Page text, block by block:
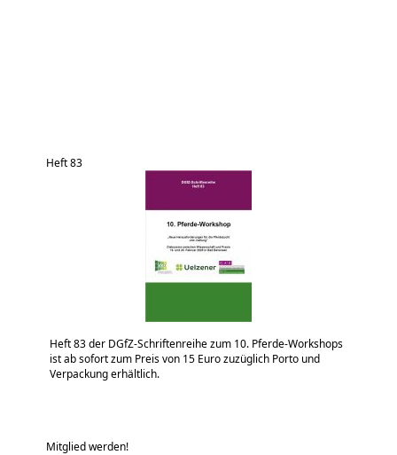
Heft 83
Heft 83 der DGfZ-Schriftenreihe zum 10. Pferde-Workshops
ist ab sofort zum Preis von 15 Euro zuzüglich Porto und
Verpackung erhältlich.
Mitglied werden!